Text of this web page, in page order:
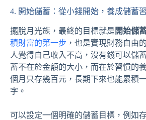
4. 開始儲蓄：從小錢開始，養成儲蓄
擺脫月光族，最終的目標就是 開始儲
積財富的第一步 ，也是實現財務自由
人覺得自己收入不高，沒有錢可以儲
蓄不在於金額的大小，而在於習慣的
個月只存幾百元，長期下來也能累積
字。
可以設定一個明確的儲蓄目標，例如